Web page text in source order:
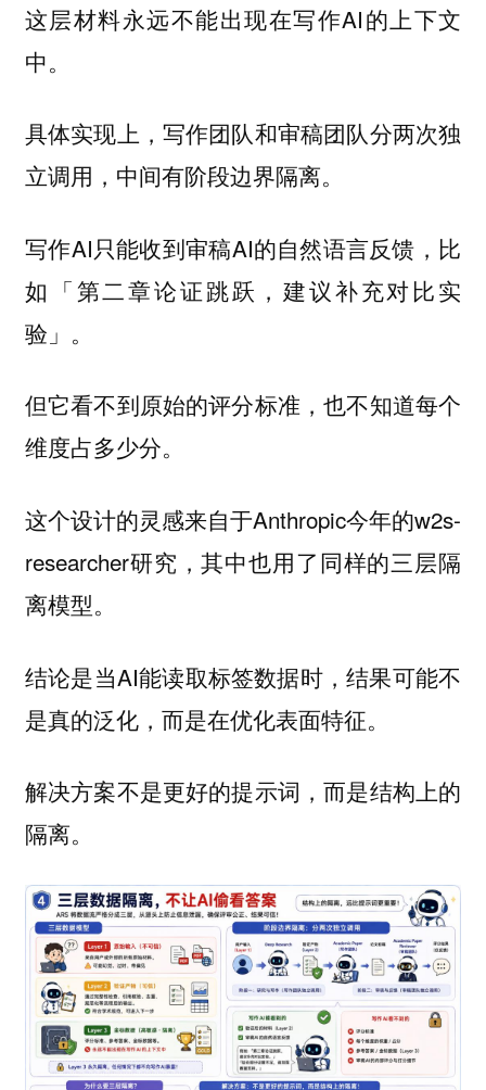
这层材料永远不能出现在写作AI的上下文
中。
具体实现上，写作团队和审稿团队分两次独
立调用，中间有阶段边界隔离。
写作AI只能收到审稿AI的自然语言反馈，比
如「第二章论证跳跃，建议补充对比实
验」。
但它看不到原始的评分标准，也不知道每个
维度占多少分。
这个设计的灵感来自于Anthropic今年的w2s-
researcher研究，其中也用了同样的三层隔
离模型。
结论是当AI能读取标签数据时，结果可能不
是真的泛化，而是在优化表面特征。
解决方案不是更好的提示词，而是结构上的
隔离。